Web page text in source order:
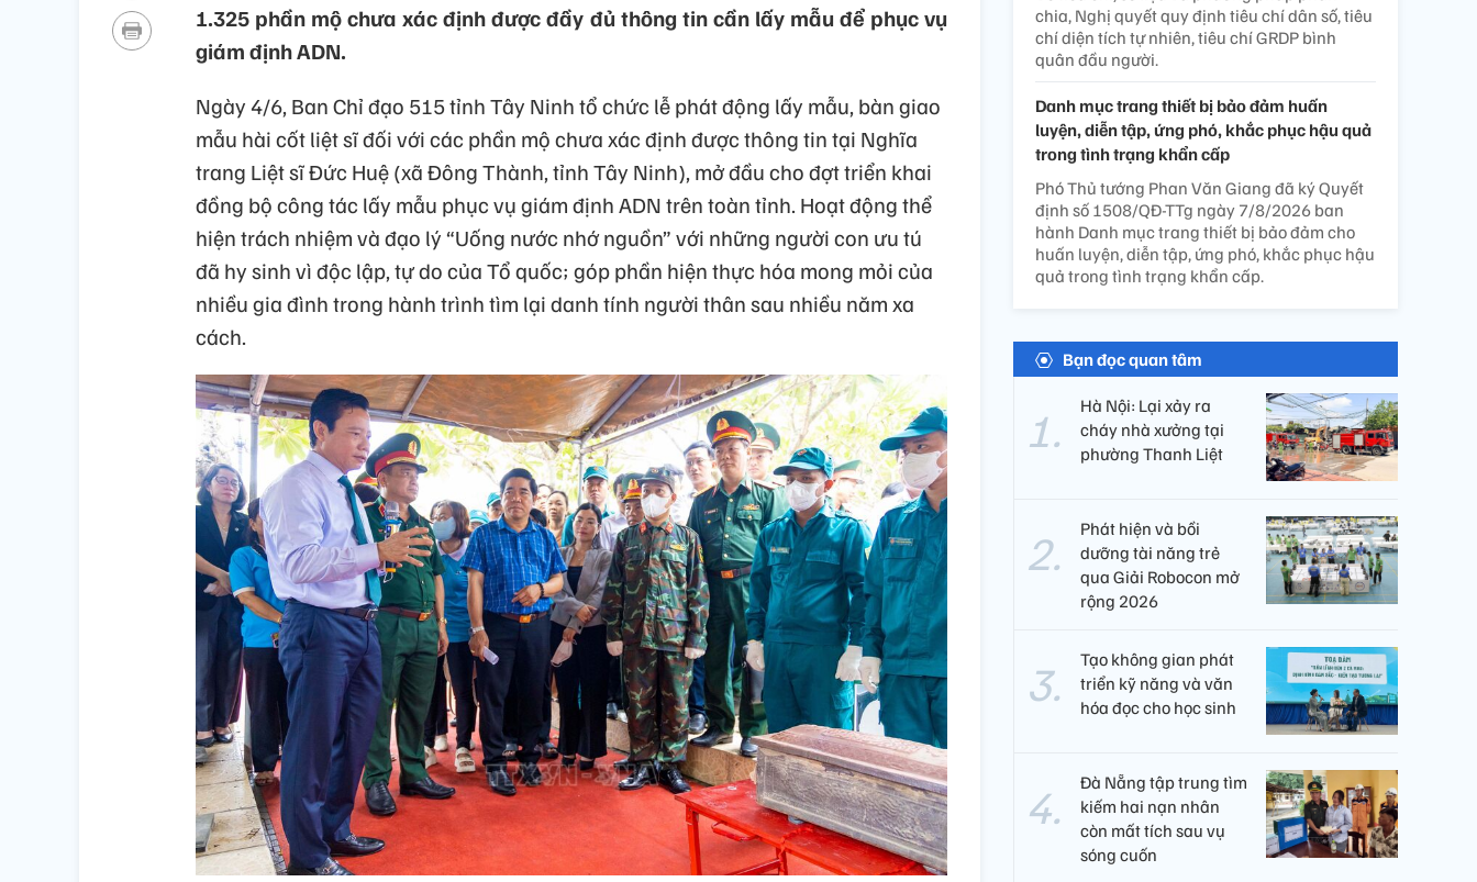
1.325 phần mộ chưa xác định được đầy đủ thông tin cần lấy mẫu để phục vụ
giám định ADN.
Ngày 4/6, Ban Chỉ đạo 515 tỉnh Tây Ninh tổ chức lễ phát động lấy mẫu, bàn giao
mẫu hài cốt liệt sĩ đối với các phần mộ chưa xác định được thông tin tại Nghĩa
trang Liệt sĩ Đức Huệ (xã Đông Thành, tỉnh Tây Ninh), mở đầu cho đợt triển khai
đồng bộ công tác lấy mẫu phục vụ giám định ADN trên toàn tỉnh. Hoạt động thể
hiện trách nhiệm và đạo lý “Uống nước nhớ nguồn” với những người con ưu tú
đã hy sinh vì độc lập, tự do của Tổ quốc; góp phần hiện thực hóa mong mỏi của
nhiều gia đình trong hành trình tìm lại danh tính người thân sau nhiều năm xa
cách.
chia, Nghị quyết quy định tiêu chí dân số, tiêu
chí diện tích tự nhiên, tiêu chí GRDP bình
quân đầu người.
Danh mục trang thiết bị bảo đảm huấn
luyện, diễn tập, ứng phó, khắc phục hậu quả
trong tình trạng khẩn cấp
Phó Thủ tướng Phan Văn Giang đã ký Quyết
định số 1508/QĐ-TTg ngày 7/8/2026 ban
hành Danh mục trang thiết bị bảo đảm cho
huấn luyện, diễn tập, ứng phó, khắc phục hậu
quả trong tình trạng khẩn cấp.
Bạn đọc quan tâm
Hà Nội: Lại xảy ra
cháy nhà xưởng tại
phường Thanh Liệt
Phát hiện và bồi
dưỡng tài năng trẻ
qua Giải Robocon mở
rộng 2026
Tạo không gian phát
triển kỹ năng và văn
hóa đọc cho học sinh
Đà Nẵng tập trung tìm
kiếm hai nạn nhân
còn mất tích sau vụ
sóng cuốn